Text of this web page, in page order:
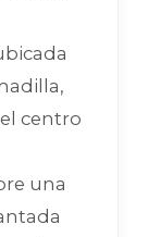
centro
una